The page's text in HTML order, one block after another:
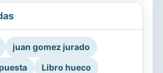
juan gomez jurado
Libro hueco